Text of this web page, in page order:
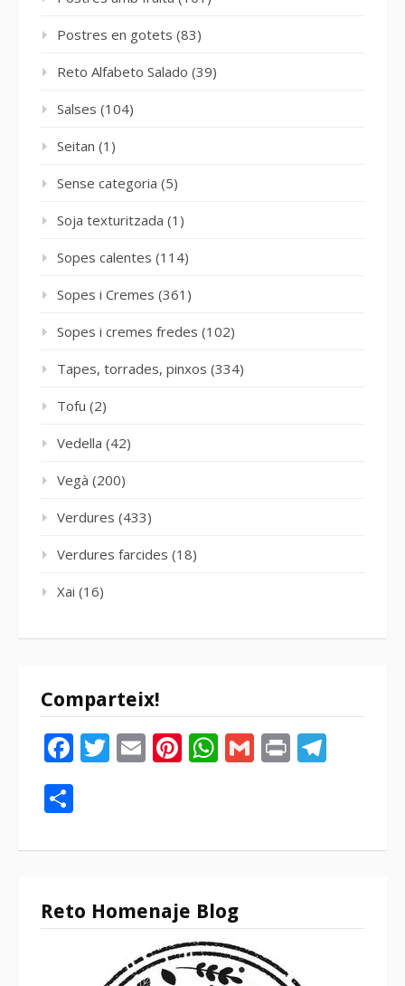
Postres en gotets (83)
Reto Alfabeto Salado (39)
Salses (104)
Seitan (1)
Sense categoria (5)
Soja texturitzada (1)
Sopes calentes (114)
Sopes i Cremes (361)
Sopes i cremes fredes (102)
Tapes, torrades, pinxos (334)
Tofu (2)
Vedella (42)
Vegà (200)
Verdures (433)
Verdures farcides (18)
Xai (16)
Comparteix!
Facebook
Twitter
EmailPinterest
WhatsApp
Gmail
Print
Reto Homenaje Blog